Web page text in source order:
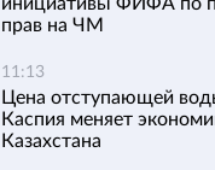
прав на ЧМ
11:13
Цена отступающей
Каспия меняет
Казахстана